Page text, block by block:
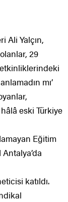
Ali Yalçın,
29
mı’
eski Türkiye
Eğitim
Antalya’da
katıldı.